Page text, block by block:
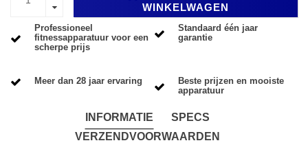
WINKELWAGEN
Professioneel
fitnessapparatuur voor een
scherpe prijs
Standaard één jaar
garantie
Meer dan 28 jaar ervaring
Beste prijzen en mooiste
apparatuur
INFORMATIE
SPECS
VERZENDVOORWAARDEN